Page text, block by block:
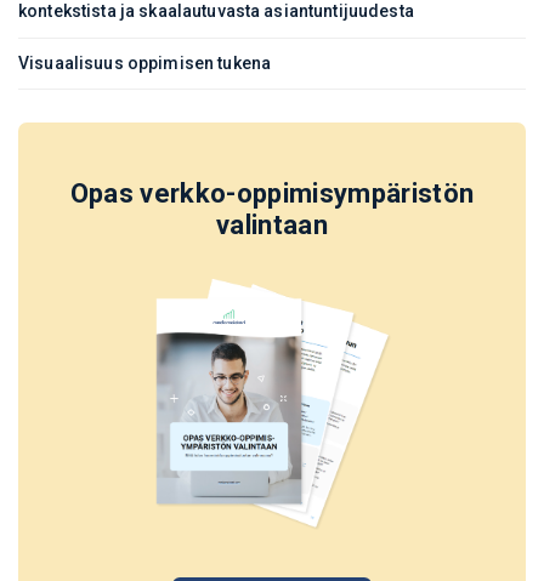
kontekstista ja skaalautuvasta asiantuntijuudesta
Visuaalisuus oppimisen tukena
Opas verkko-oppimisympäristön
valintaan